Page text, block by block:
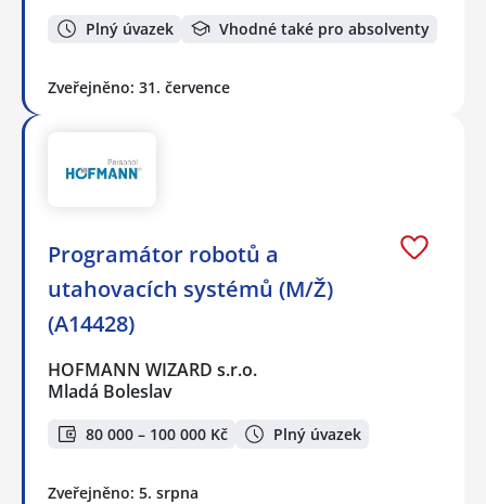
Plný úvazek Vhodné také pro absolventy
Zveřejněno: 31. července
Programátor robotů a
utahovacích systémů (M/Ž)
(A14428)
HOFMANN WIZARD s.r.o.
Mladá Boleslav
80 000 – 100 000 Kč Plný úvazek
Zveřejněno: 5. srpna